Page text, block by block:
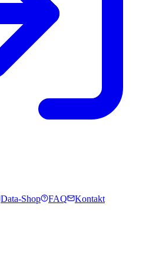
Data-Shop FAQ
Kontakt